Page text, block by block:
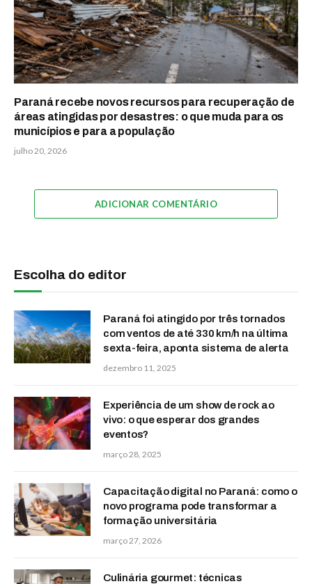
Paraná recebe novos recursos para recuperação de
áreas atingidas por desastres: o que muda para os
municípios e para a população
julho 20, 2026
ADICIONAR COMENTÁRIO
Escolha do editor
Paraná foi atingido por três tornados
com ventos de até 330 km/h na última
sexta-feira, aponta sistema de alerta
dezembro 11, 2025
Experiência de um show de rock ao
vivo: o que esperar dos grandes
eventos?
março 28, 2025
Capacitação digital no Paraná: como o
novo programa pode transformar a
formação universitária
março 27, 2026
Culinária gourmet: técnicas